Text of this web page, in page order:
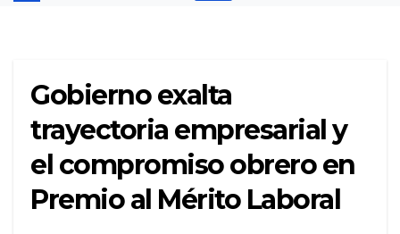
Gobierno exalta
trayectoria empresarial y
el compromiso obrero en
Premio al Mérito Laboral